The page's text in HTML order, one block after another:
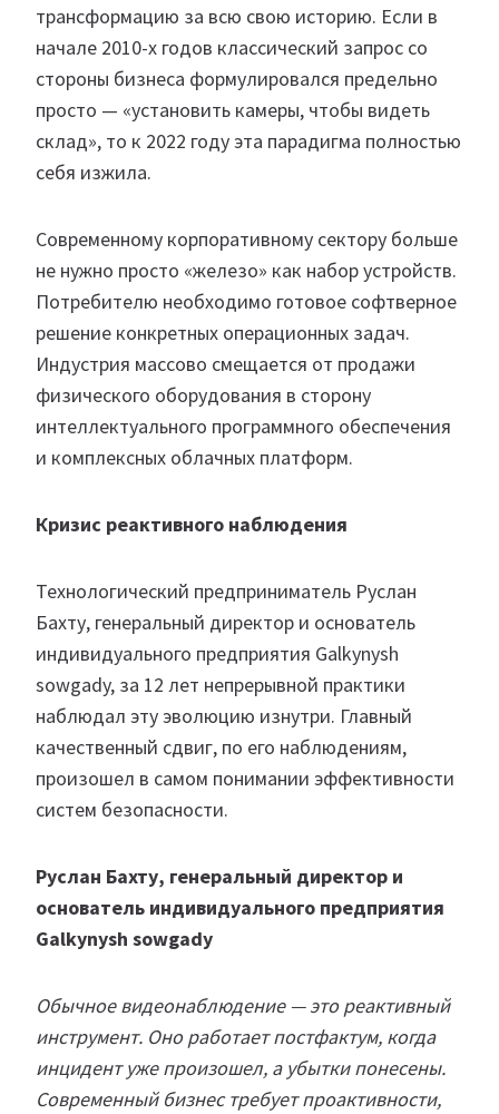
трансформацию за всю свою историю. Если в
начале 2010-х годов классический запрос со
стороны бизнеса формулировался предельно
просто — «установить камеры, чтобы видеть
склад», то к 2022 году эта парадигма полностью
себя изжила.
Современному корпоративному сектору больше
не нужно просто «железо» как набор устройств.
Потребителю необходимо готовое софтверное
решение конкретных операционных задач.
Индустрия массово смещается от продажи
физического оборудования в сторону
интеллектуального программного обеспечения
и комплексных облачных платформ.
Кризис реактивного наблюдения
Технологический предприниматель Руслан
Бахту, генеральный директор и основатель
индивидуального предприятия Galkynysh
sowgady, за 12 лет непрерывной практики
наблюдал эту эволюцию изнутри. Главный
качественный сдвиг, по его наблюдениям,
произошел в самом понимании эффективности
систем безопасности.
Руслан Бахту, генеральный директор и
основатель индивидуального предприятия
Galkynysh sowgady
Обычное видеонаблюдение — это реактивный
инструмент. Оно работает постфактум, когда
инцидент уже произошел, а убытки понесены.
Современный бизнес требует проактивности,